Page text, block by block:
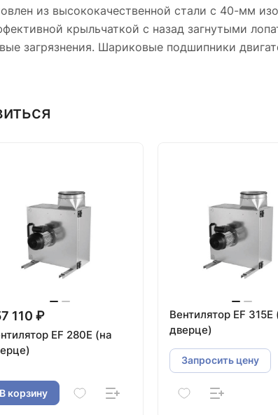
из высококачественной стали с 40-мм
крыльчаткой с назад загнутыми
загрязнения. Шариковые подшипники
110 ₽
EF 280E (на
В корзину
Вентилятор EF 315E
дверце)
Запросить цену